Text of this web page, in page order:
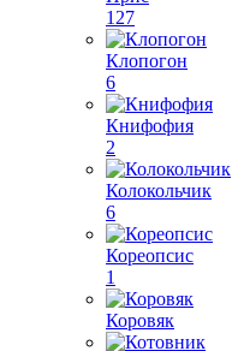
127
Клопогон
6
Книфофия
2
Колокольчик
6
Кореопсис
1
Коровяк